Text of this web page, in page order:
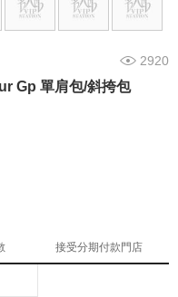
2920
Gp 單肩包/斜挎包
接受分期付款門店